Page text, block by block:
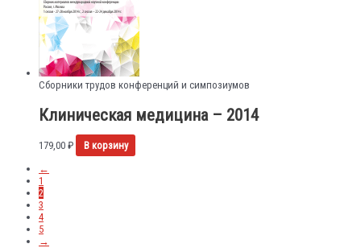
Сборники трудов конференций и симпозиумов
Клиническая медицина – 2014
179,00 ₽
В корзину
←
1
2
3
4
5
→